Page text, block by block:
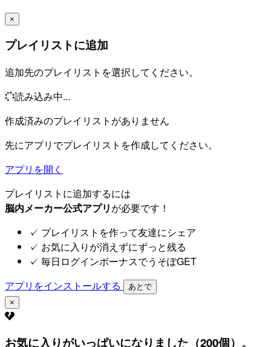
×
プレイリストに追加
追加先のプレイリストを選択してください。
読み込み中...
作成済みのプレイリストがありません
先にアプリでプレイリストを作成してください。
アプリを開く
プレイリストに追加するには
脳内メーカー公式アプリが必要です！
✓ プレイリストを作って友達にシェア
✓ お気に入りが消えずにずっと残る
✓ 毎日ログインボーナスでうそぽGET
アプリをインストールする
あとで
×
お気に入りがいっぱいになりました（200個）。